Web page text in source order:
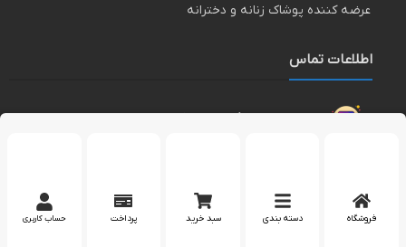
عرضه کننده پوشاک زنانه و دخترانه
اطلاعات تماس
مارا در اینستاگرام دنبال کنید
فروشگاه دسته بندی سبد خرید پرداخت حساب کاربری